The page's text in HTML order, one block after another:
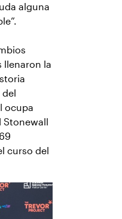
alguna
llenaron la
ocupa
curso del